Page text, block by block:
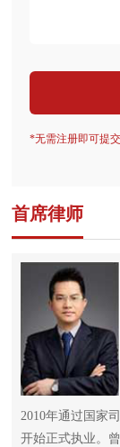
*无需注册即可提
首席律师
2010年通过国家
开始正式执业。